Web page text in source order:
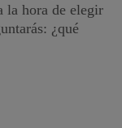
la hora de elegir
¿qué